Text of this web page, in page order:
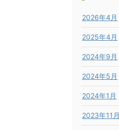
2026年4月
2025年4月
2024年9月
2024年5月
2024年1月
2023年11月